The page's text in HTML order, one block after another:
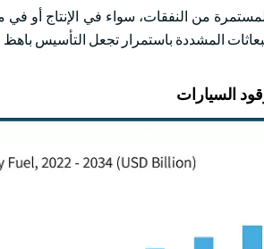
من النفقات، سواء في الإنتاج أو
المشددة باستمرار تجعل التأسيس
السيارات